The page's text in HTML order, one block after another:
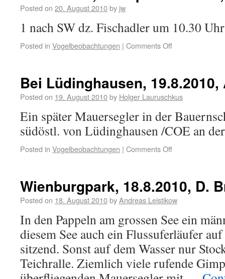
Posted on 20. August 2010by jw
1 nach SW dz. Fischadler um 10.30 Uhr
Posted in Vogelbeobachtungen | Comments Off
Bei Lüdinghausen,
Posted on 19. August 2010by Holger Lauruschkus
Ein später Mauersegler in der
südöstl. von Lüdinghausen /COE an
Posted in Vogelbeobachtungen | Comments Off
Wienburgpark, 18.8.2010, D.
Posted on 18. August 2010byAndreas Leistikow
In den Pappeln am grossen See ein
diesem See auch ein Flussuferläufer
sitzend. Sonst auf dem Wasser nur
Teichralle. Ziemlich viele rufende